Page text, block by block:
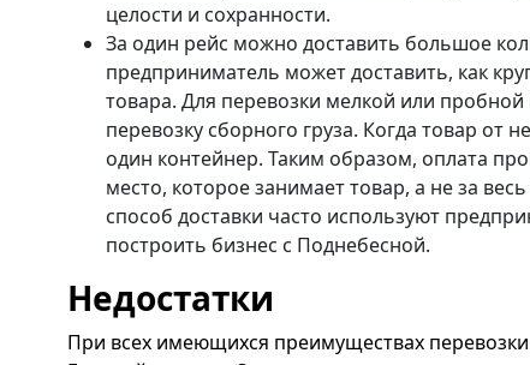
целости и сохранности.
За один рейс можно доставить большое
предприниматель может доставить, как
товара. Для перевозки мелкой или
перевозку сборного груза. Когда товар от
один контейнер. Таким образом, оплата
место, которое занимает товар, а не за
способ доставки часто используют
построить бизнес с Поднебесной.
Недостатки
При всех имеющихся преимуществах